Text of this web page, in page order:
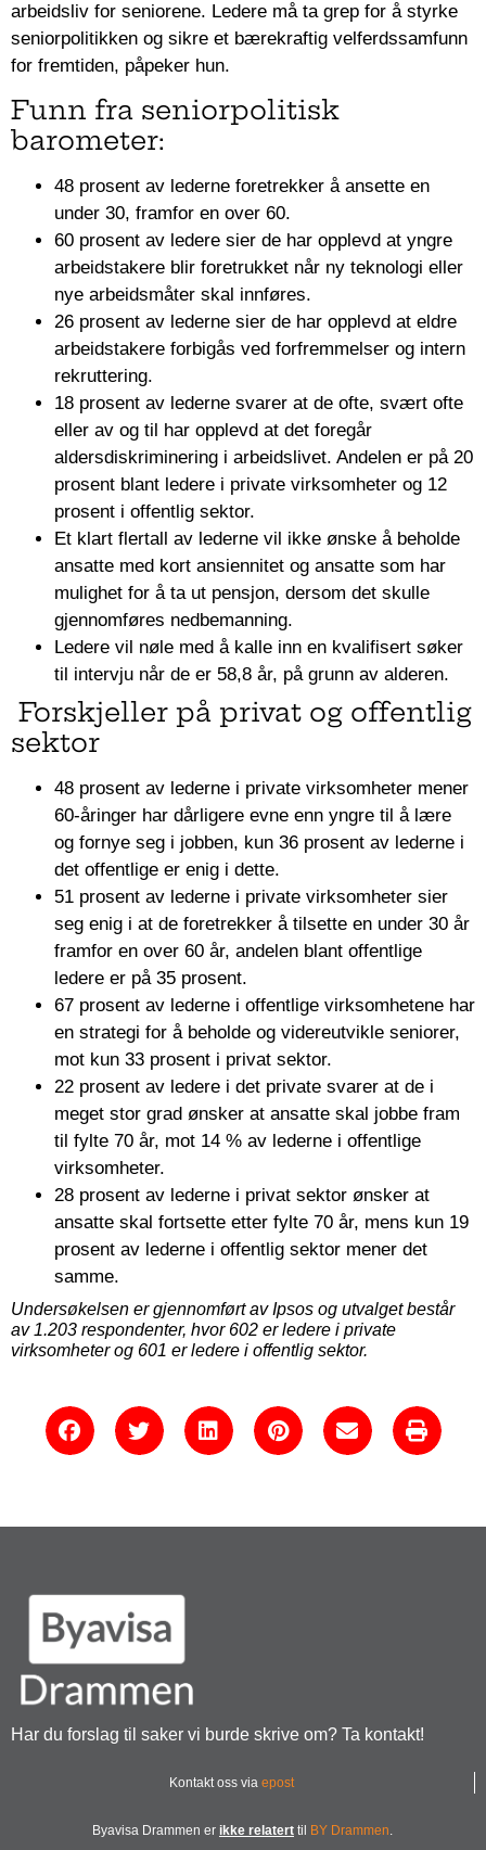
arbeidsliv for seniorene. Ledere må ta grep for å styrke
seniorpolitikken og sikre et bærekraftig velferdssamfunn
for fremtiden, påpeker hun.
Funn fra seniorpolitisk
barometer:
48 prosent av lederne foretrekker å ansette en
under 30, framfor en over 60.
60 prosent av ledere sier de har opplevd at yngre
arbeidstakere blir foretrukket når ny teknologi eller
nye arbeidsmåter skal innføres.
26 prosent av lederne sier de har opplevd at eldre
arbeidstakere forbigås ved forfremmelser og intern
rekruttering.
18 prosent av lederne svarer at de ofte, svært ofte
eller av og til har opplevd at det foregår
aldersdiskriminering i arbeidslivet. Andelen er på 20
prosent blant ledere i private virksomheter og 12
prosent i offentlig sektor.
Et klart flertall av lederne vil ikke ønske å beholde
ansatte med kort ansiennitet og ansatte som har
mulighet for å ta ut pensjon, dersom det skulle
gjennomføres nedbemanning.
Ledere vil nøle med å kalle inn en kvalifisert søker
til intervju når de er 58,8 år, på grunn av alderen.
Forskjeller på privat og offentlig
sektor
48 prosent av lederne i private virksomheter mener
60-åringer har dårligere evne enn yngre til å lære
og fornye seg i jobben, kun 36 prosent av lederne i
det offentlige er enig i dette.
51 prosent av lederne i private virksomheter sier
seg enig i at de foretrekker å tilsette en under 30 år
framfor en over 60 år, andelen blant offentlige
ledere er på 35 prosent.
67 prosent av lederne i offentlige virksomhetene har
en strategi for å beholde og videreutvikle seniorer,
mot kun 33 prosent i privat sektor.
22 prosent av ledere i det private svarer at de i
meget stor grad ønsker at ansatte skal jobbe fram
til fylte 70 år, mot 14 % av lederne i offentlige
virksomheter.
28 prosent av lederne i privat sektor ønsker at
ansatte skal fortsette etter fylte 70 år, mens kun 19
prosent av lederne i offentlig sektor mener det
samme.
Undersøkelsen er gjennomført av Ipsos og utvalget består
av 1.203 respondenter, hvor 602 er ledere i private
virksomheter og 601 er ledere i offentlig sektor.
Har du forslag til saker vi burde skrive om? Ta kontakt!
Kontakt oss via epost
Byavisa Drammen er ikke relatert til BY Drammen.